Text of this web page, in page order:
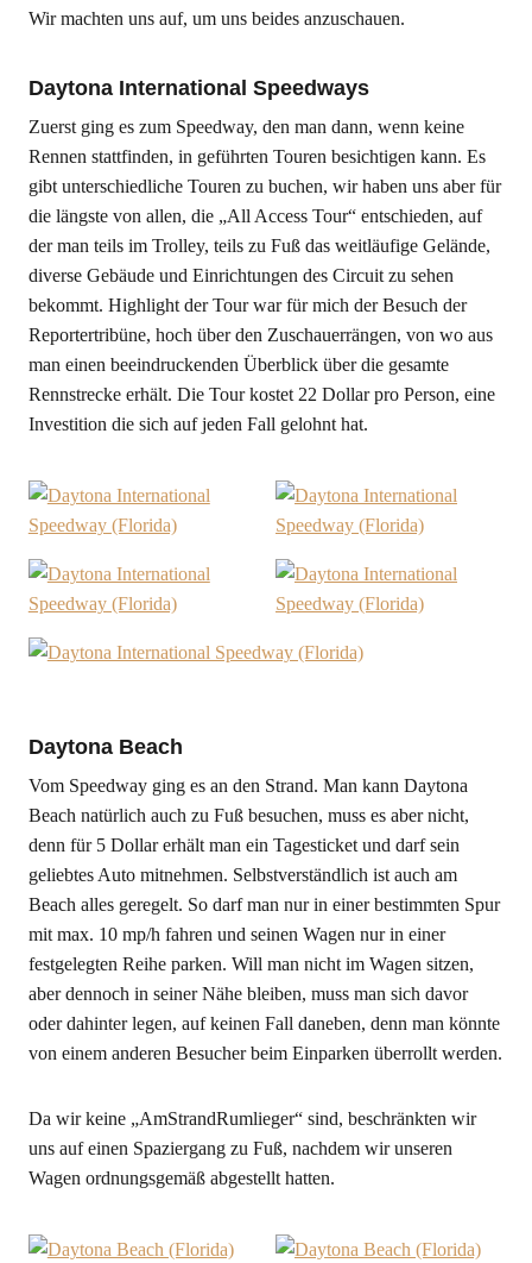
Wir machten uns auf, um uns beides anzuschauen.
Daytona International Speedways
Zuerst ging es zum Speedway, den man dann, wenn keine
Rennen stattfinden, in geführten Touren besichtigen kann. Es
gibt unterschiedliche Touren zu buchen, wir haben uns aber für
die längste von allen, die „All Access Tour“ entschieden, auf
der man teils im Trolley, teils zu Fuß das weitläufige Gelände,
diverse Gebäude und Einrichtungen des Circuit zu sehen
bekommt. Highlight der Tour war für mich der Besuch der
Reportertribüne, hoch über den Zuschauerrängen, von wo aus
man einen beeindruckenden Überblick über die gesamte
Rennstrecke erhält. Die Tour kostet 22 Dollar pro Person, eine
Investition die sich auf jeden Fall gelohnt hat.
Daytona Beach
Vom Speedway ging es an den Strand. Man kann Daytona
Beach natürlich auch zu Fuß besuchen, muss es aber nicht,
denn für 5 Dollar erhält man ein Tagesticket und darf sein
geliebtes Auto mitnehmen. Selbstverständlich ist auch am
Beach alles geregelt. So darf man nur in einer bestimmten Spur
mit max. 10 mp/h fahren und seinen Wagen nur in einer
festgelegten Reihe parken. Will man nicht im Wagen sitzen,
aber dennoch in seiner Nähe bleiben, muss man sich davor
oder dahinter legen, auf keinen Fall daneben, denn man könnte
von einem anderen Besucher beim Einparken überrollt werden.
Da wir keine „AmStrandRumlieger“ sind, beschränkten wir
uns auf einen Spaziergang zu Fuß, nachdem wir unseren
Wagen ordnungsgemäß abgestellt hatten.